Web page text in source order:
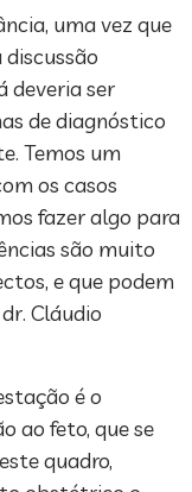
uma vez que
deveria ser
de diagnóstico
Temos um
os casos
fazer algo para
são muito
e que podem
Cláudio
é o
ao feto, que se
quadro,